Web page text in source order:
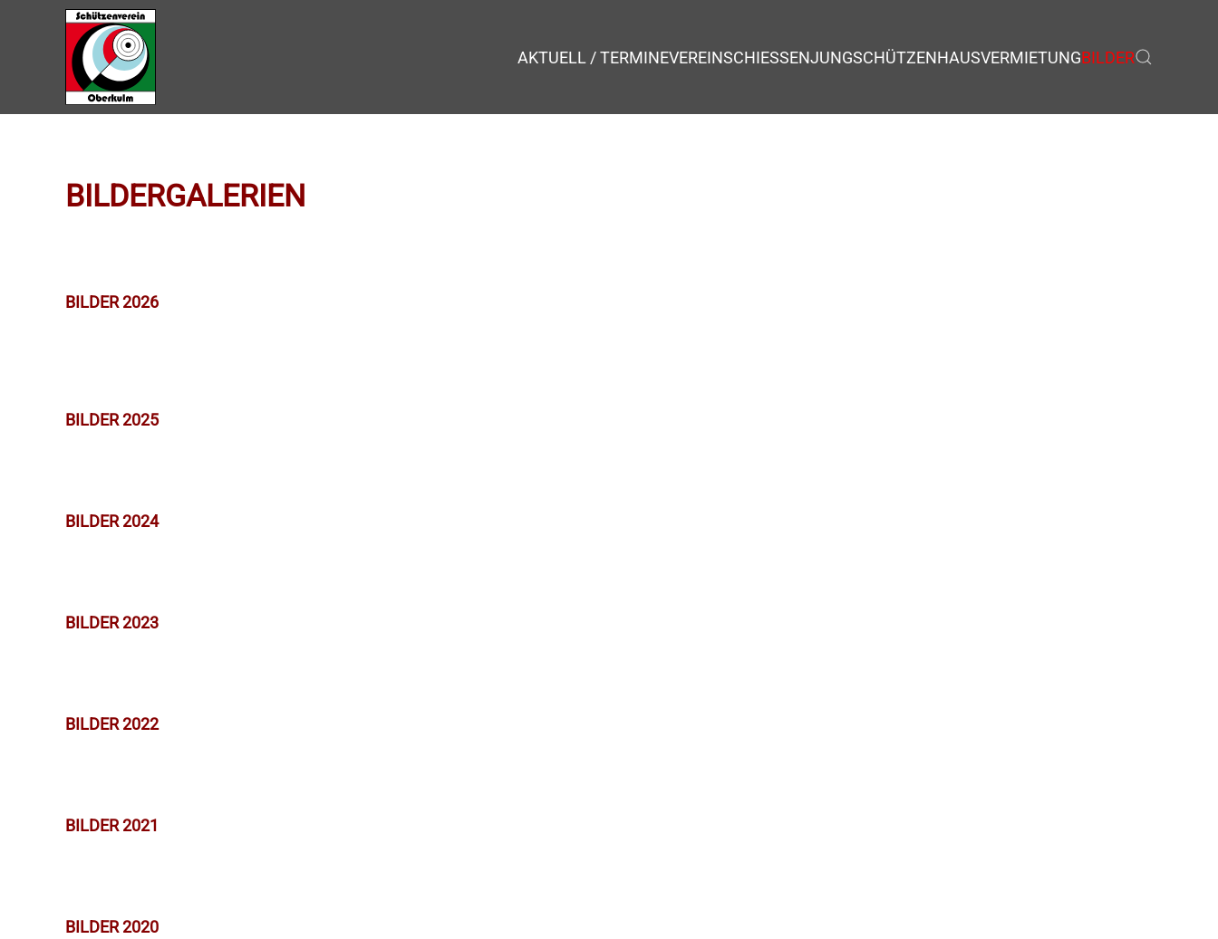
Zum Hauptinhalt springen AKTUELL / TERMINEVEREINSCHIESSENJUNGSCHÜTZENHAUSVERMIETUNGBILDER
BILDERGALERIEN
BILDER 2026
BILDER 2025
BILDER 2024
BILDER 2023
BILDER 2022
BILDER 2021
BILDER 2020